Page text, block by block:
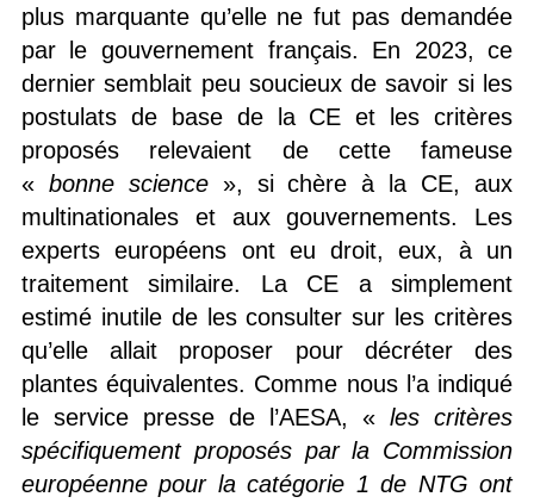
plus marquante qu’elle ne fut pas demandée
par le gouvernement français. En 2023, ce
dernier semblait peu soucieux de savoir si les
postulats de base de la CE et les critères
proposés relevaient de cette fameuse
« bonne science», si chère à la CE, aux
multinationales et aux gouvernements. Les
experts européens ont eu droit, eux, à un
traitement similaire. La CE a simplement
estimé inutile de les consulter sur les critères
qu’elle allait proposer pour décréter des
plantes équivalentes. Comme nous l’a indiqué
le service presse de l’AESA, «les critères
spécifiquement proposés par la Commission
européenne pour la catégorie 1 de NTG ont